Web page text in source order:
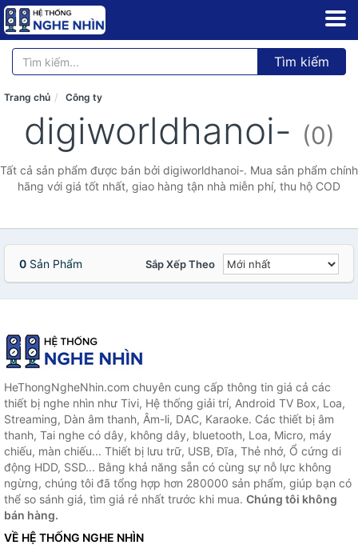
Tìm kiếm
Trang chủ Công ty
digiworldhanoi- (0)
Tất cả sản phẩm được bán bởi digiworldhanoi-. Mua sản phẩm chính
hãng với giá tốt nhất, giao hàng tận nhà miễn phí, thu hộ COD
0 Sản Phẩm Sắp Xếp Theo
HeThongNgheNhin.com chuyên cung cấp thông tin giá cả các
thiết bị nghe nhìn như Tivi, Hệ thống giải trí, Android TV Box, Loa,
Streaming, Dàn âm thanh, Âm-li, DAC, Karaoke. Các thiết bị âm
thanh, Tai nghe có dây, không dây, bluetooth, Loa, Micro, máy
chiếu, màn chiếu... Thiết bị lưu trữ, USB, Đĩa, Thẻ nhớ, Ổ cứng di
động HDD, SSD... Bằng khả năng sẵn có cùng sự nỗ lực không
ngừng, chúng tôi đã tổng hợp hơn 280000 sản phẩm, giúp bạn có
thể so sánh giá, tìm giá rẻ nhất trước khi mua. Chúng tôi không
bán hàng.
VỀ HỆ THỐNG NGHE NHÌN